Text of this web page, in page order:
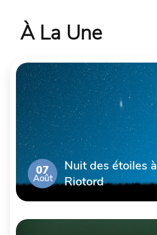
À La Une
07
Août
Nuit des étoiles à
Riotord